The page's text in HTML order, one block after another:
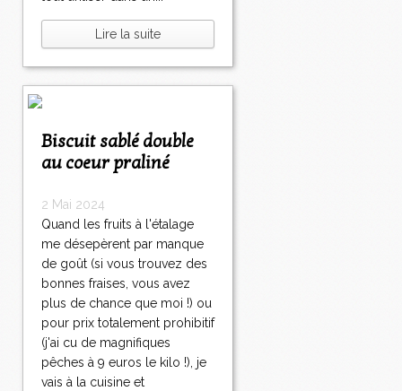
Lire la suite
Biscuit sablé double
au coeur praliné
2 Mai 2024
Quand les fruits à l'étalage
me désepèrent par manque
de goût (si vous trouvez des
bonnes fraises, vous avez
plus de chance que moi !) ou
pour prix totalement prohibitif
(j'ai cu de magnifiques
pêches à 9 euros le kilo !), je
vais à la cuisine et